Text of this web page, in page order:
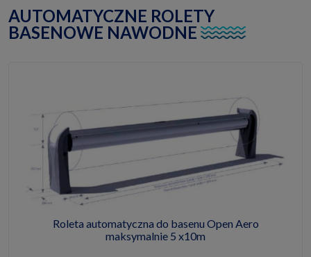
AUTOMATYCZNE ROLETY
BASENOWE NAWODNE
Roleta automatyczna do basenu Open Aero
maksymalnie 5 x10m